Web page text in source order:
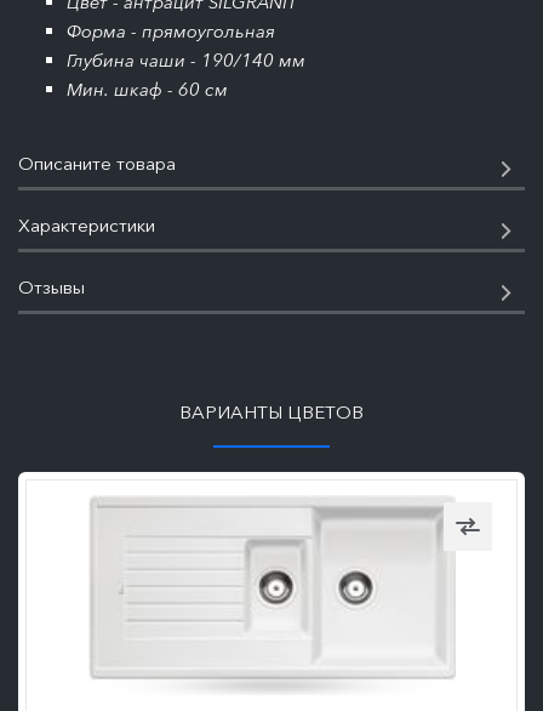
Форма - прямоугольная
Глубина чаши - 190/140 мм
Мин. шкаф - 60 см
Описаните товара
Характеристики
Отзывы
ВАРИАНТЫ ЦВЕТОВ